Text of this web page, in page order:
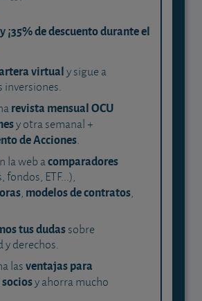
¡35% de descuento durante el
virtualy sigue a
inversiones.
revista mensual OCU
y otra semanal +
de Acciones.
la web acomparadores
fondos, ETF...),
, modelos de contratos,
tus dudassobre
y derechos.
lasventajas para
y ahorra mucho